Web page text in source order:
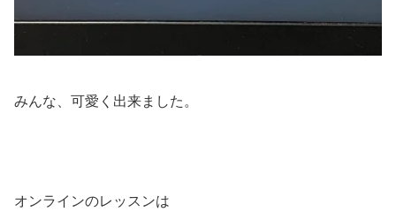
みんな、可愛く出来ました。
オンラインのレッスンは